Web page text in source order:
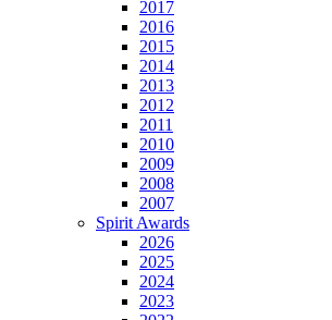
2017
2016
2015
2014
2013
2012
2011
2010
2009
2008
2007
Spirit Awards
2026
2025
2024
2023